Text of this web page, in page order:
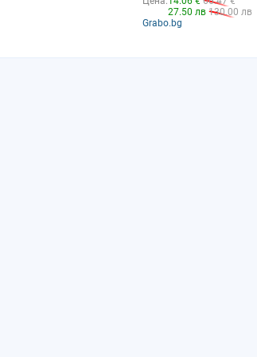
27.50 лв 130.00 лв
Grabo.bg